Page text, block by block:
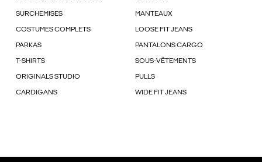
SURCHEMISES MANTEAUX
COSTUMES COMPLETS LOOSE FIT JEANS
PARKAS PANTALONS CARGO
T-SHIRTS SOUS-VÊTEMENTS
ORIGINALS STUDIO PULLS
CARDIGANS WIDE FIT JEANS